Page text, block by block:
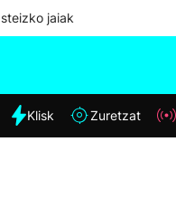
jaiak
Klisk Zuretzat